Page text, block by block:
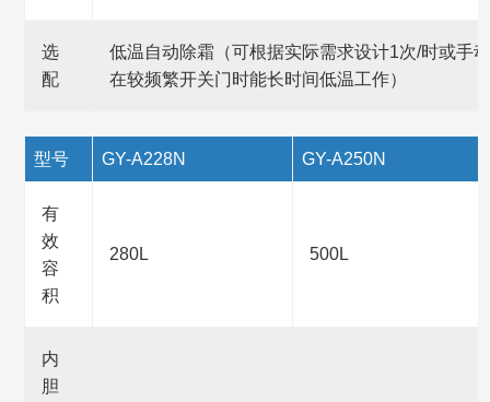
选
配
低温自动除霜（可根据实际需求设计1次/时或手
在较频繁开关门时能长时间低温工作）
型号 GY-A228N GY-A250N
有
效
容
积
280L 500L
内
胆